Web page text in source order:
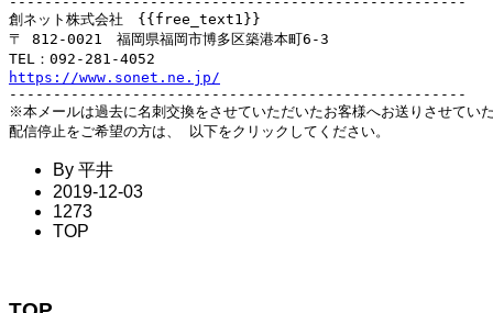
創ネット株式会社　{{free_text1}}
〒 812-0021　福岡県福岡市博多区築港本町6-3
https://www.sonet.ne.jp/
----------------------------------------------------
※本メールは過去に名刺交換をさせていただいたお客様へお送りさせてい
By 平井
2019-12-03
1273
TOP